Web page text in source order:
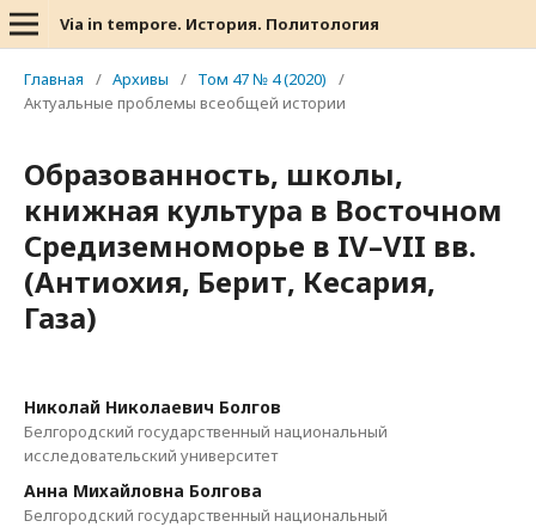
Via in tempore. История. Политология
Главная / Архивы / Том 47 № 4 (2020)
/
Актуальные проблемы всеобщей истории
Образованность, школы,
книжная культура в Восточном
Средиземноморье в IV–VII вв.
(Антиохия, Берит, Кесария,
Газа)
Николай Николаевич Болгов
Белгородский государственный национальный
исследовательский университет
Анна Михайловна Болгова
Белгородский государственный национальный